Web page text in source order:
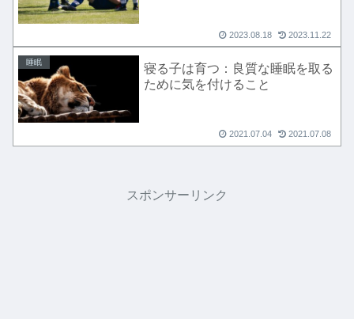
2023.08.18 2023.11.22
睡眠
寝る子は育つ：良質な睡眠を取る
ために気を付けること
2021.07.04 2021.07.08
スポンサーリンク